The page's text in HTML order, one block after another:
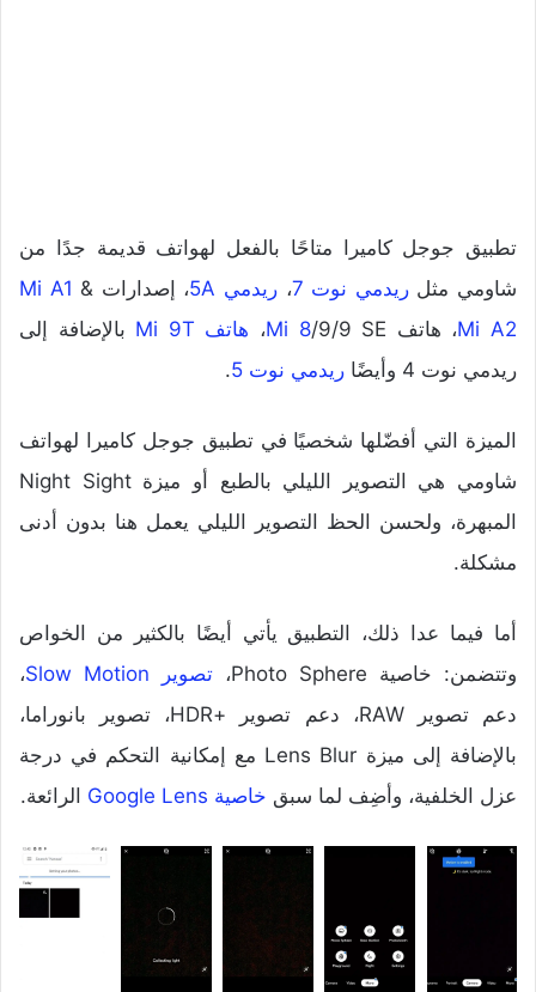
تطبيق جوجل كاميرا متاحًا بالفعل لهواتف قديمة جدًا من
شاومي مثلريدمي نوت 7 ، ريدمي 5A ، إصدارات Mi A1 &
Mi A2، هاتف Mi 8/9/9 SE، هاتف Mi 9T
بالإضافة إلى
ريدمي نوت 4 وأيضًا
ريدمي نوت 5 .
الميزة التي أفضّلها شخصيًا في تطبيق جوجل كاميرا لهواتف
شاومي هي التصوير الليلي بالطبع أو ميزة Night Sight
المبهرة، ولحسن الحظ التصوير الليلي يعمل هنا بدون أدنى
مشكلة.
أما فيما عدا ذلك، التطبيق يأتي أيضًا بالكثير من الخواص
وتتضمن: خاصية Photo Sphere،
تصوير Slow Motion
،
دعم تصوير RAW، دعم تصوير +HDR، تصوير بانوراما،
بالإضافة إلى ميزة Lens Blur مع إمكانية التحكم في درجة
عزل الخلفية، وأضِف لما سبق خاصية Google Lens الرائعة.